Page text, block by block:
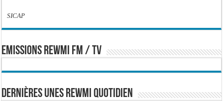
SICAP
EMISSIONS REWMI FM / TV
Dernières Unes Rewmi Quotidien